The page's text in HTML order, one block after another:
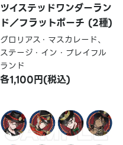
ツイステッドワンダーラン
ド／フラットポーチ (2種)
グロリアス・マスカレード、
ステージ・イン・プレイフル
ランド
各1,100円(税込)